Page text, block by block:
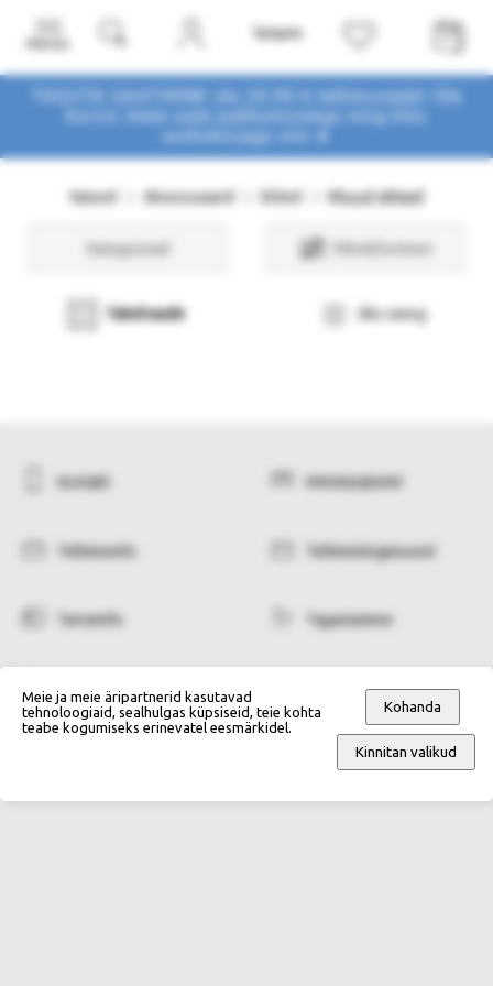
TASUTA SAATMINE üle 29,90 € tellimustele! Ole
kursis meie uute pakkumistega
uudiskirjaga siin ➤
Naised Aksessuaarid Ehted Muud ehted
Kategooriad Filtrid/Sorteeri
Tabelvaade Üks veerg
Kontakt Mõõdutabelid
Tellimisinfo Tellimistingimused
Tarneinfo Tagastamine
Makseviisid Isikuandmete kaitse
Meie ja meie äripartnerid kasutavad
tehnoloogiaid, sealhulgas küpsiseid, teie kohta
teabe kogumiseks erinevatel eesmärkidel.
Kohanda
Kinnitan valikud